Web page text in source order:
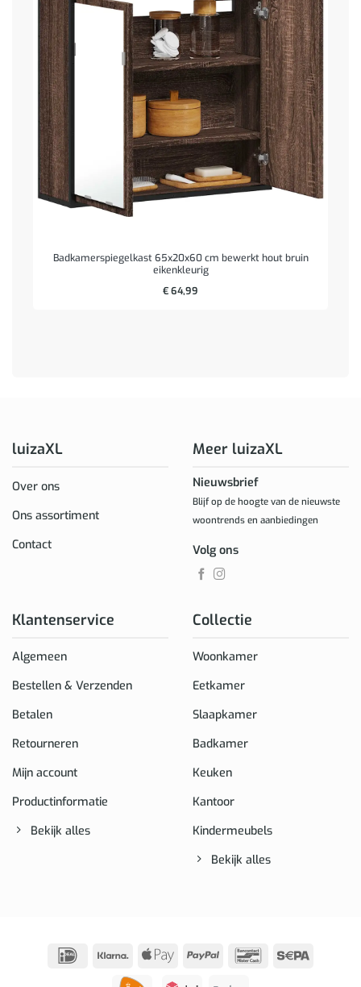
Badkamerspiegelkast 65x20x60 cm bewerkt hout bruin
eikenkleurig
€64,99
luizaXL
Over ons
Ons assortiment
Contact
Klantenservice
Algemeen
Bestellen & Verzenden
Betalen
Retourneren
Mijn account
Productinformatie
Bekijk alles
Collectie
Woonkamer
Eetkamer
Slaapkamer
Badkamer
Keuken
Kantoor
Kindermeubels
Bekijk alles
Meer luizaXL
Nieuwsbrief
Blijf op de hoogte van de nieuwste
woontrends en aanbiedingen
Volg ons
IDeal Klarna
Apple
PayPal BancontactSepa